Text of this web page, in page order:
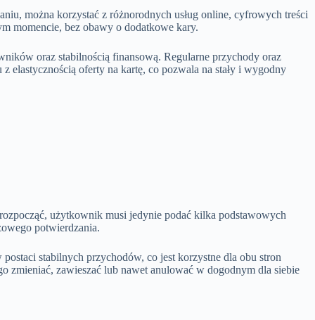
można korzystać z różnorodnych usług online, cyfrowych treści
momencie, bez obawy o dodatkowe kary.
oraz stabilnością finansową. Regularne przychody oraz
elastycznością oferty na kartę, co pozwala na stały i wygodny
użytkownik musi jedynie podać kilka podstawowych
potwierdzania.
stabilnych przychodów, co jest korzystne dla obu stron
zmieniać, zawieszać lub nawet anulować w dogodnym dla siebie